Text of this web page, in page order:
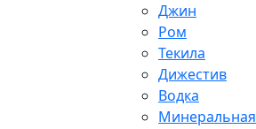
Джин
Ром
Текила
Дижестив
Водка
Минеральная